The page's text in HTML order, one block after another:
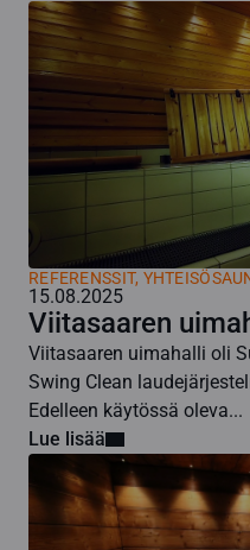
REFERENSSIT,
15.08.2025
Viitasaaren
Viitasaaren uimahalli oli
Swing Clean
Edelleen käytössä oleva...
Lue lisää